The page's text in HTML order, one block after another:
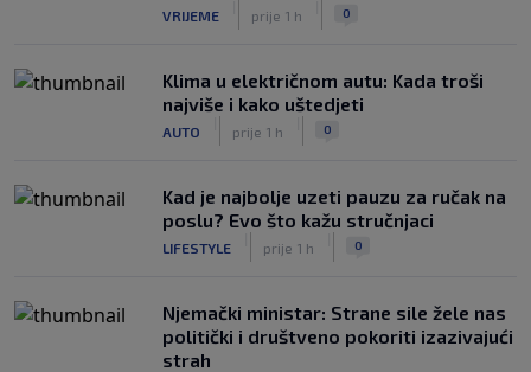
VRIJEME prije 1 h 0
Klima u električnom autu: Kada troši
najviše i kako uštedjeti
AUTO prije 1 h 0
Kad je najbolje uzeti pauzu za ručak na
poslu? Evo što kažu stručnjaci
LIFESTYLE prije 1 h 0
Njemački ministar: Strane sile žele nas
politički i društveno pokoriti izazivajući
strah